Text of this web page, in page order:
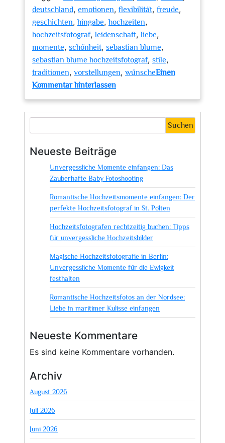
deutschland, emotionen, flexibilität, freude,
geschichten,hingabe,hochzeiten,
hochzeitsfotograf,leidenschaft,liebe,
momente, schönheit, sebastian blume,
sebastian blume hochzeitsfotograf, stile,
traditionen, vorstellungen, wünscheEinen
Kommentar hinterlassenzu
von
Sebastian
–
Ein
Hochzeitsfotograf
unvergessliche
Momente
Suchen
Neueste Beiträge
Unvergessliche Momente einfangen: Das
Zauberhafte Baby Fotoshooting
Romantische Hochzeitsmomente einfangen: Der
perfekte Hochzeitsfotograf in St. Pölten
Hochzeitsfotografen rechtzeitig buchen: Tipps
für unvergessliche Hochzeitsbilder
Magische Hochzeitsfotografie in Berlin:
Unvergessliche Momente für die Ewigkeit
festhalten
Romantische Hochzeitsfotos an der Nordsee:
Liebe in maritimer Kulisse einfangen
Neueste Kommentare
Es sind keine Kommentare vorhanden.
Archiv
August 2026
Juli 2026
Juni 2026